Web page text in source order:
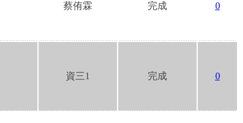
蔡侑霖 完成 0
資三1 完成 0